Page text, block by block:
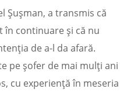
Șușman, a transmis că
în continuare și că nu
de a-l da afară.
pe șofer de mai mulți ani
cu experiență în meseria